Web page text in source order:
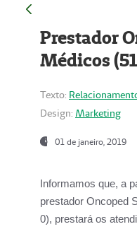
Prestador
Médicos
Texto:
Design: Marketing
01 de janeiro, 2019
Informamos que, a
prestador Oncoped
0), prestará os